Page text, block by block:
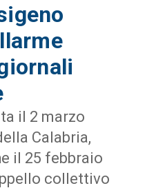
il 2 marzo
Calabria,
il 25 febbraio
collettivo